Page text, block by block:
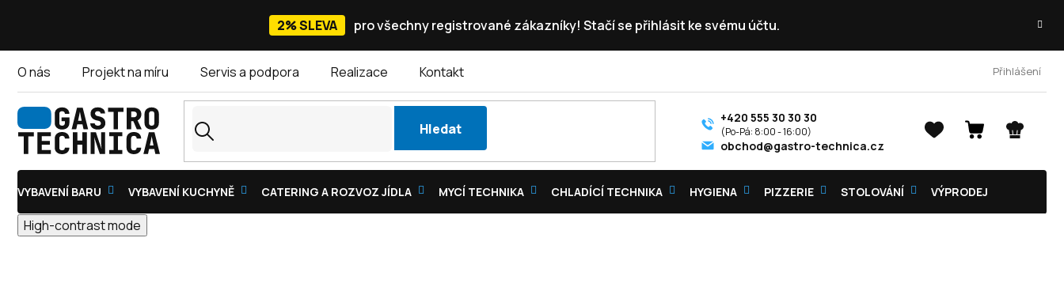
2% SLEVA pro všechny registrované zákazníky! Stačí se přihlásit ke svému účtu.
O nás Projekt na míru Servis a podpora Realizace Kontakt Přihlášení
Hledat
NÁKUPNÍ
+420 555 30 30 30
obchod@gastro-technica.cz
VYBAVENÍ BARU VYBAVENÍ KUCHYNĚ CATERING A ROZVOZ JÍDLA MYCÍ TECHNIKA CHLADÍCÍ TECHNIKA HYGIENA PIZZERIE STOLOVÁNÍ VÝPRODEJ
High-contrast mode